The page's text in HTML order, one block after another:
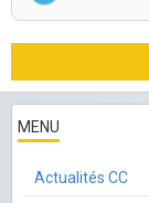
MENU
Actualités CC